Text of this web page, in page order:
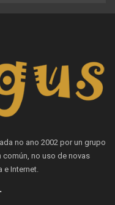
no ano 2002 por un grupo
no uso de novas
Internet.